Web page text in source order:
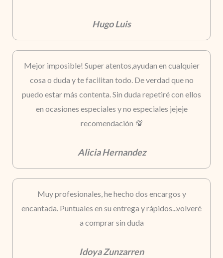
Hugo Luis
Mejor imposible! Super atentos,ayudan en cualquier
cosa o duda y te facilitan todo. De verdad que no
puedo estar más contenta. Sin duda repetiré con ellos
en ocasiones especiales y no especiales jejeje
recomendación 💯
Alicia Hernandez
Muy profesionales, he hecho dos encargos y
encantada. Puntuales en su entrega y rápidos...volveré
a comprar sin duda
Idoya Zunzarren